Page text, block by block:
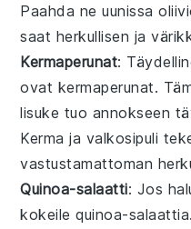
Paahda ne uunissa
saat herkullisen ja
Kermaperunat:
ovat kermaperunat.
lisuke tuo annokseen
Kerma ja valkosipuli
vastustamattoman
Quinoa-salaatti: Jos
kokeilequinoa-salaattia